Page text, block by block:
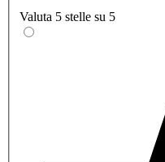
Valuta 5 stelle su 5